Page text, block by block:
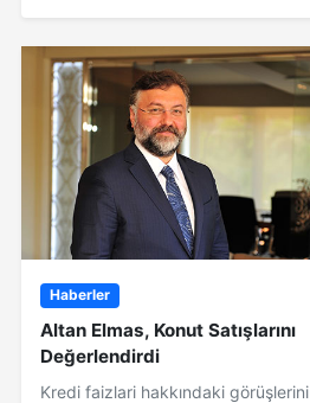
Haberler
Altan Elmas, Konut Satışlarını
Değerlendirdi
Kredi faizlari hakkındaki görüşlerini